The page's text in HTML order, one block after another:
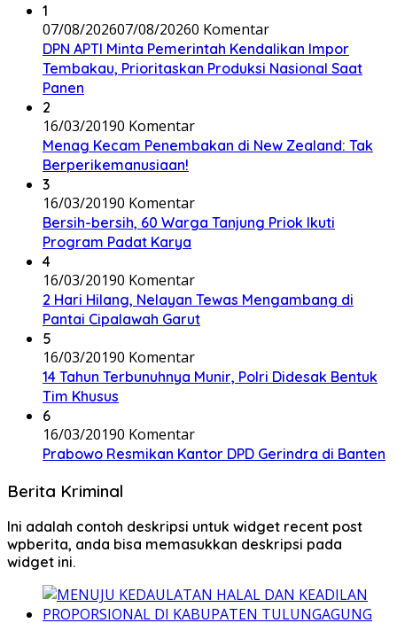
1
07/08/202607/08/20260 Komentar
DPN APTI Minta Pemerintah Kendalikan Impor
Tembakau, Prioritaskan Produksi Nasional Saat
Panen
2
16/03/20190 Komentar
Menag Kecam Penembakan di New Zealand: Tak
Berperikemanusiaan!
3
16/03/20190 Komentar
Bersih-bersih, 60 Warga Tanjung Priok Ikuti
Program Padat Karya
4
16/03/20190 Komentar
2 Hari Hilang, Nelayan Tewas Mengambang di
Pantai Cipalawah Garut
5
16/03/20190 Komentar
14 Tahun Terbunuhnya Munir, Polri Didesak Bentuk
Tim Khusus
6
16/03/20190 Komentar
Prabowo Resmikan Kantor DPD Gerindra di Banten
Berita Kriminal
Ini adalah contoh deskripsi untuk widget recent post
wpberita, anda bisa memasukkan deskripsi pada
widget ini.